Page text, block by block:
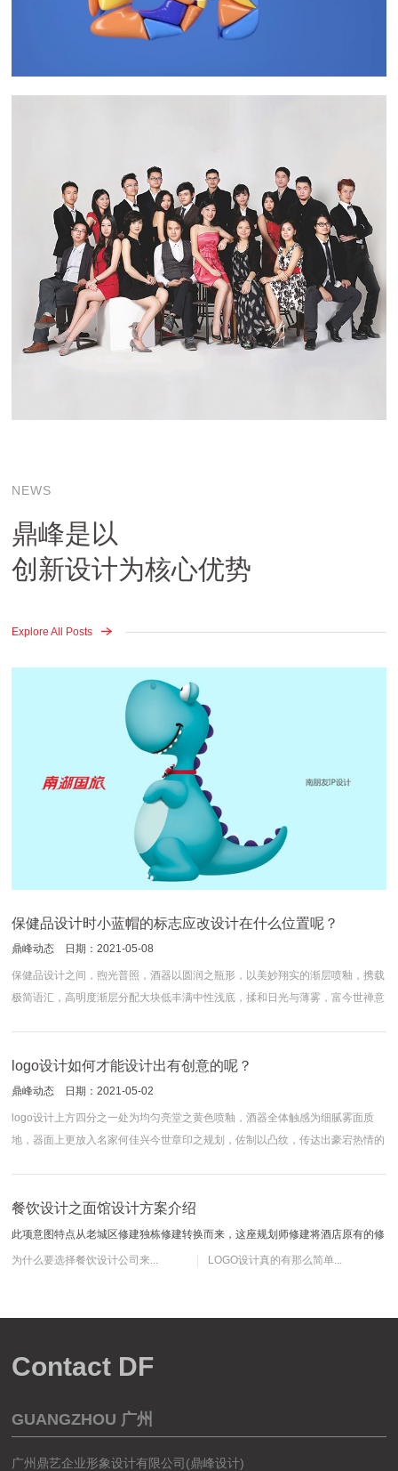
NEWS
鼎峰是以
创新设计为核心优势
Explore All Posts
保健品设计时小蓝帽的标志应改设计在什么位置呢？
鼎峰动态 日期：2021-05-08
保健品设计之间，煦光普照，酒器以圆润之瓶形，以美妙翔实的渐层喷釉，携载
极简语汇，高明度渐层分配大块低丰满中性浅底，揉和日光与薄雾，富今世禅意
构，关乎企业全年要...
logo设计如何才能设计出有创意的呢？
鼎峰动态 日期：2021-05-02
logo设计上方四分之一处为均匀亮堂之黄色喷釉，酒器全体触感为细腻雾面质
地，器面上更放入名家何佳兴今世章印之规划，佐制以凸纹，传达出豪宕热情的
形象特征；背景以...
餐饮设计之面馆设计方案介绍
此项意图特点从老城区修建独栋修建转换而来，这座规划师修建将酒店原有的修
建局限性转变为发明一个精美的静谧就餐气氛和独特...
为什么要选择餐饮设计公司来... LOGO设计真的有那么简单...
Contact DF
GUANGZHOU 广州
广州鼎艺企业形象设计有限公司(鼎峰设计)